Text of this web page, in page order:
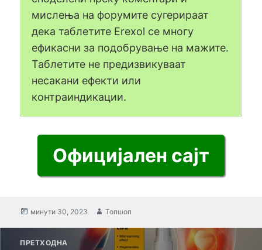
мислења на форумите сугерираат
дека таблетите Erexol се многу
ефикасни за подобрување на мажите.
Таблетите не предизвикуваат
несакани ефекти или
контраиндикации.
Официјален сајт
Објавено
минути 30, 2023 Автор
Топшоп
ПРЕТХОДНА